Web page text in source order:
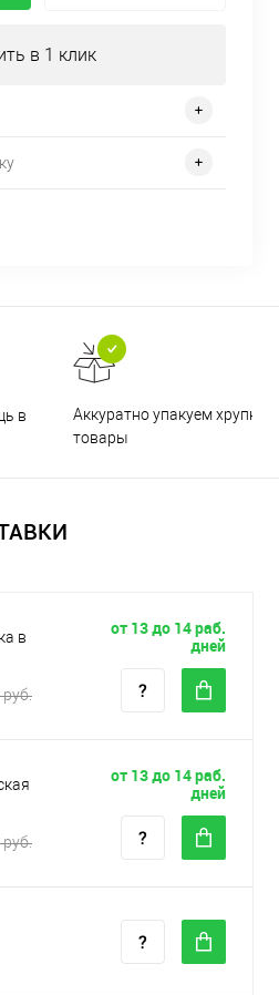
в 1 клик
в
Аккуратно упакуем хрупкие
товары
в
от 13 до 14 раб.
дней
от 13 до 14 раб.
дней